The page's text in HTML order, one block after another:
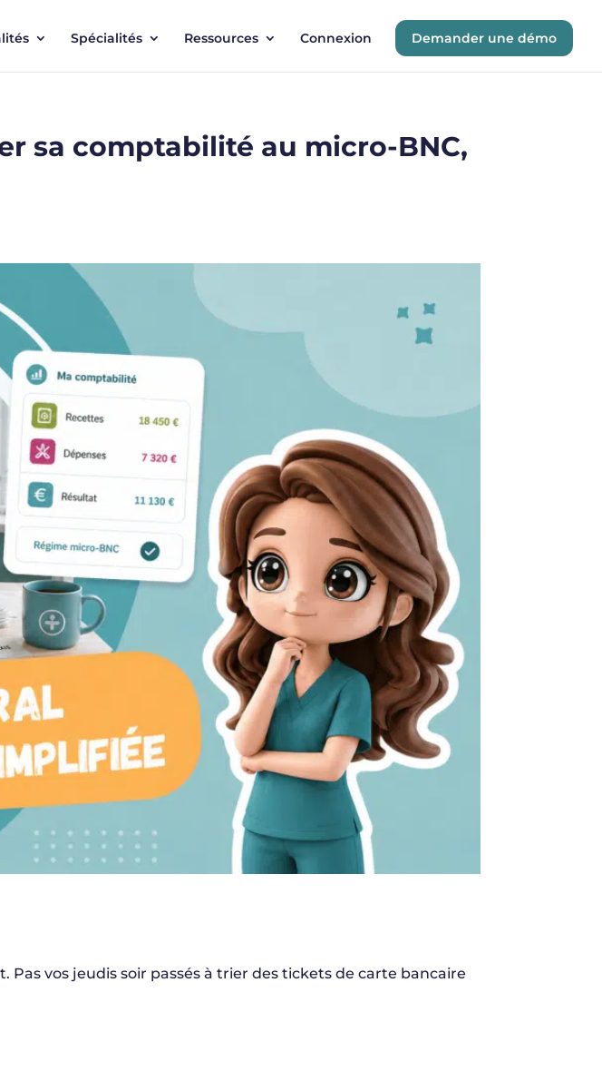
Spécialités Ressources Connexion Demander une démo
sa comptabilité au micro-BNC,
vos jeudis soir passés à trier des tickets de carte bancaire